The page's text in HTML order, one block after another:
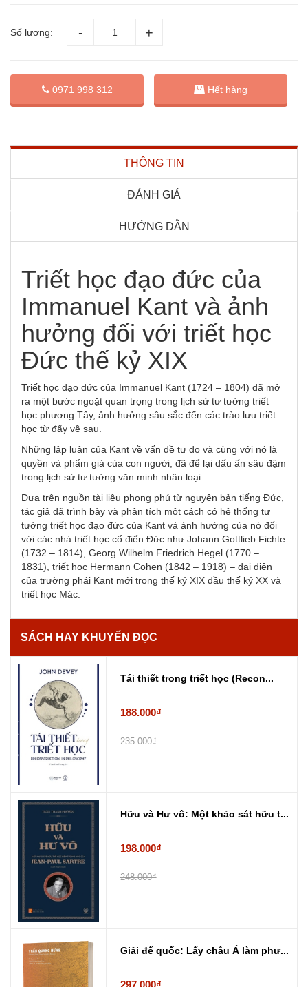
Số lượng:
0971 998 312 Hết hàng
THÔNG TIN
ĐÁNH GIÁ
HƯỚNG DẪN
Triết học đạo đức của
Immanuel Kant và ảnh
hưởng đối với triết học
Đức thế kỷ XIX
Triết học đạo đức của Immanuel Kant (1724 – 1804) đã mở
ra một bước ngoặt quan trọng trong lịch sử tư tưởng triết
học phương Tây, ảnh hưởng sâu sắc đến các trào lưu triết
học từ đấy về sau.
Những lập luận của Kant về vấn đề tự do và cùng với nó là
quyền và phẩm giá của con người, đã để lại dấu ấn sâu đậm
trong lịch sử tư tưởng văn minh nhân loại.
Dựa trên nguồn tài liệu phong phú từ nguyên bản tiếng Đức,
tác giả đã trình bày và phân tích một cách có hệ thống tư
tưởng triết học đạo đức của Kant và ảnh hưởng của nó đối
với các nhà triết học cổ điển Đức như Johann Gottlieb Fichte
(1732 – 1814), Georg Wilhelm Friedrich Hegel (1770 –
1831), triết học Hermann Cohen (1842 – 1918) – đại diện
của trường phái Kant mới trong thế kỷ XIX đầu thế kỷ XX và
triết học Mác.
SÁCH HAY KHUYẾN ĐỌC
Tái thiết trong triết học (Recon...
188.000₫
235.000₫
Hữu và Hư vô: Một khảo sát hữu t...
198.000₫
248.000₫
Giải đế quốc: Lấy châu Á làm phư...
297.000₫